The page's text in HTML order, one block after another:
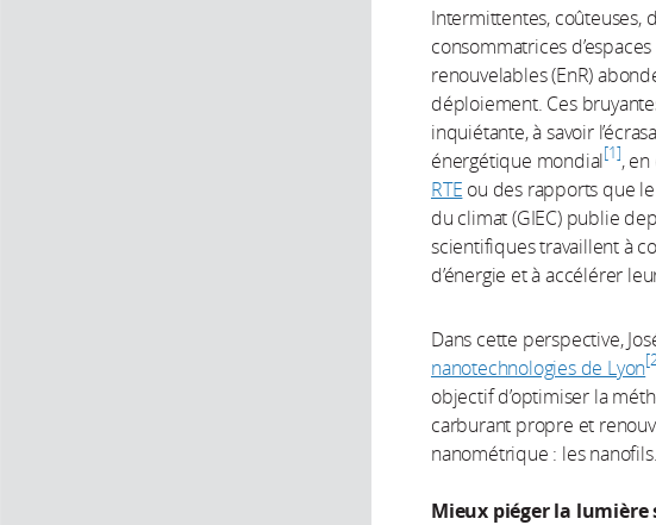
Intermittentes, coûteuses,
consommatrices
renouvelables (EnR)
déploiement. Ces
inquiétante, à savoir
énergétique mondial 1 ,
RTE ou des rapports que
du climat (GIEC) publie
scientifiques travaillent à
d’énergie et à accélérer
Dans cette perspective,
nanotechnologies de Lyon
objectif d’optimiser la
carburant propre et
nanométrique : les nanofils.
Mieux piéger la lumière